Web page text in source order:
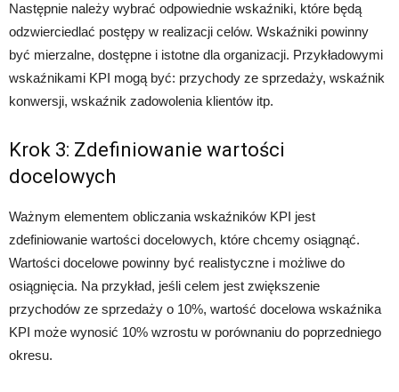
Następnie należy wybrać odpowiednie wskaźniki, które będą
odzwierciedlać postępy w realizacji celów. Wskaźniki powinny
być mierzalne, dostępne i istotne dla organizacji. Przykładowymi
wskaźnikami KPI mogą być: przychody ze sprzedaży, wskaźnik
konwersji, wskaźnik zadowolenia klientów itp.
Krok 3: Zdefiniowanie wartości
docelowych
Ważnym elementem obliczania wskaźników KPI jest
zdefiniowanie wartości docelowych, które chcemy osiągnąć.
Wartości docelowe powinny być realistyczne i możliwe do
osiągnięcia. Na przykład, jeśli celem jest zwiększenie
przychodów ze sprzedaży o 10%, wartość docelowa wskaźnika
KPI może wynosić 10% wzrostu w porównaniu do poprzedniego
okresu.